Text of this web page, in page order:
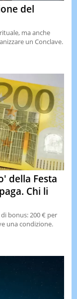
del
ma anche
un Conclave.
della Festa
Chi li
bonus: 200 € per
una condizione.